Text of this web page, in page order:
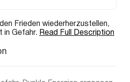
Frieden wiederherzustellen,
in Gefahr. Read Full Description